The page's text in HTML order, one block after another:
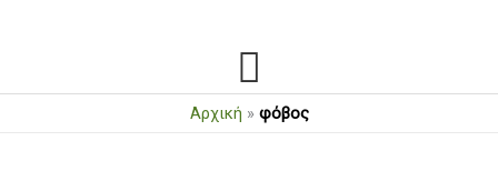
Αρχική » φόβος